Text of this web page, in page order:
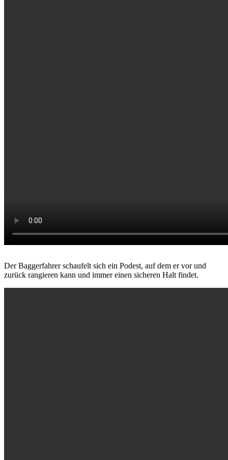
Der Baggerfahrer schaufelt sich ein Podest, auf dem er vor und
zurück rangieren kann und immer einen sicheren Halt findet.